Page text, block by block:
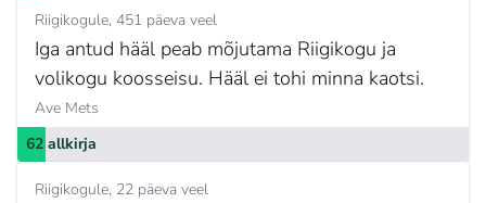
Riigikogule 451 päeva veel
Iga antud hääl peab mõjutama Riigikogu ja
volikogu koosseisu. Hääl ei tohi minna kaotsi.
Ave Mets
62 allkirja
Riigikogule 22 päeva veel